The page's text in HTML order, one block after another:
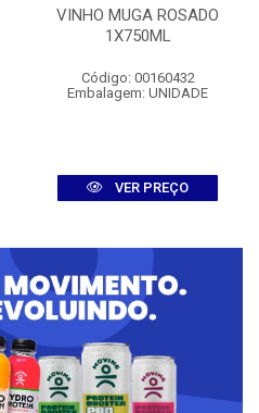
VINHO MUGA ROSADO
1X750ML
Código: 00160432
Embalagem: UNIDADE
VER PREÇO